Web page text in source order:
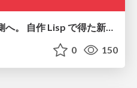
言語を使う側から、作る側へ。 自作 Lisp で得た新たな気づき。
0 150